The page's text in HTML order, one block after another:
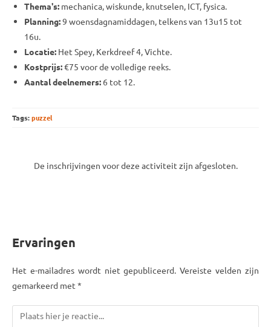
Thema's: mechanica, wiskunde, knutselen, ICT, fysica.
Planning:9 woensdagnamiddagen, telkens van 13u15 tot
16u.
Locatie: Het Spey, Kerkdreef 4, Vichte.
Kostprijs:€75 voor de volledige reeks.
Aantal deelnemers: 6 tot 12.
Tags:puzzel
De inschrijvingen voor deze activiteit zijn afgesloten.
Ervaringen
Het e-mailadres wordt niet gepubliceerd. Vereiste velden zijn
gemarkeerd met *
Reactie